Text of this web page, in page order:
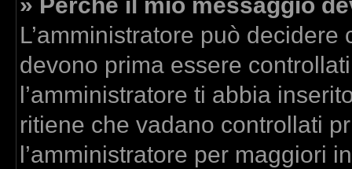
L’amministratore può
devono prima essere
l’amministratore ti abbia
ritiene che vadano controllati
l’amministratore per maggiori